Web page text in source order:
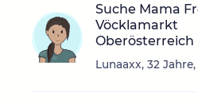
Suche Mama
Vöcklamarkt
Oberösterreich
Lunaaxx, 32